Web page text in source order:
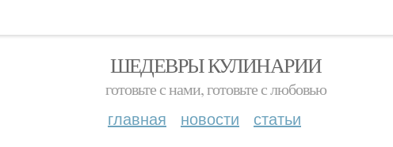
ШЕДЕВРЫ КУЛИНАРИИ
готовьте с нами, готовьте с любовью
главная новости статьи